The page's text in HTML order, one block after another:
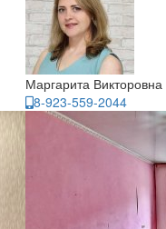
Маргарита Викторовна
8-923-559-2044